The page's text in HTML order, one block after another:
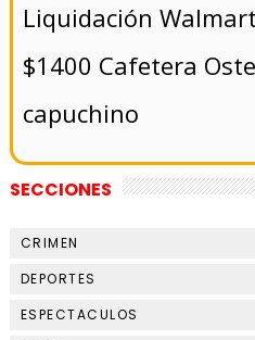
Liquidación
$1400 Cafetera
capuchino
SECCIONES
CRIMEN
DEPORTES
ESPECTACULOS